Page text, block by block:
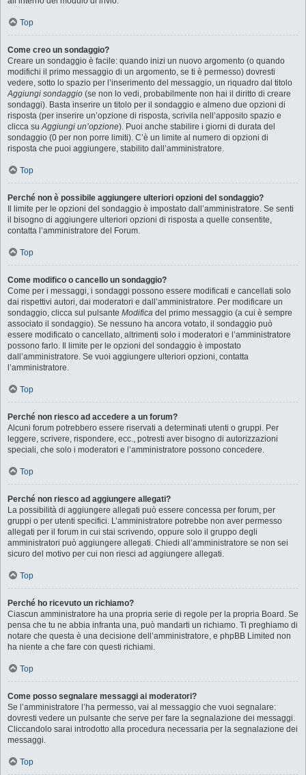
Top
Come creo un sondaggio?
Creare un sondaggio è facile: quando inizi un nuovo argomento (o quando
modifichi il primo messaggio di un argomento, se ti è permesso) dovresti
vedere, sotto lo spazio per l’inserimento del messaggio, un riquadro dal titolo
Aggiungi sondaggio (se non lo vedi, probabilmente non hai il diritto di creare
sondaggi). Basta inserire un titolo per il sondaggio e almeno due opzioni di
risposta (per inserire un’opzione di risposta, scrivila nell’apposito spazio e
clicca suAggiungi un’opzione). Puoi anche stabilire i giorni di durata del
sondaggio (0 per non porre limiti). C’è un limite al numero di opzioni di
risposta che puoi aggiungere, stabilito dall’amministratore.
Top
Perché non è possibile aggiungere ulteriori opzioni del sondaggio?
Il limite per le opzioni del sondaggio è impostato dall’amministratore. Se senti
il bisogno di aggiungere ulteriori opzioni di risposta a quelle consentite,
contatta l’amministratore del Forum.
Top
Come modifico o cancello un sondaggio?
Come per i messaggi, i sondaggi possono essere modificati e cancellati solo
dai rispettivi autori, dai moderatori e dall’amministratore. Per modificare un
sondaggio, clicca sul pulsante Modifica del primo messaggio (a cui è sempre
associato il sondaggio). Se nessuno ha ancora votato, il sondaggio può
essere modificato o cancellato, altrimenti solo i moderatori e l’amministratore
possono farlo. Il limite per le opzioni del sondaggio è impostato
dall’amministratore. Se vuoi aggiungere ulteriori opzioni, contatta
l’amministratore.
Top
Perché non riesco ad accedere a un forum?
Alcuni forum potrebbero essere riservati a determinati utenti o gruppi. Per
leggere, scrivere, rispondere, ecc., potresti aver bisogno di autorizzazioni
speciali, che solo i moderatori e l’amministratore possono concedere.
Top
Perché non riesco ad aggiungere allegati?
La possibilità di aggiungere allegati può essere concessa per forum, per
gruppi o per utenti specifici. L’amministratore potrebbe non aver permesso
allegati per il forum in cui stai scrivendo, oppure solo il gruppo degli
amministratori può aggiungere allegati. Chiedi all’amministratore se non sei
sicuro del motivo per cui non riesci ad aggiungere allegati.
Top
Perché ho ricevuto un richiamo?
Ciascun amministratore ha una propria serie di regole per la propria Board. Se
pensa che tu ne abbia infranta una, può mandarti un richiamo. Ti preghiamo di
notare che questa è una decisione dell’amministratore, e phpBB Limited non
ha niente a che fare con questi richiami.
Top
Come posso segnalare messaggi ai moderatori?
Se l’amministratore l’ha permesso, vai al messaggio che vuoi segnalare:
dovresti vedere un pulsante che serve per fare la segnalazione dei messaggi.
Cliccandolo sarai introdotto alla procedura necessaria per la segnalazione dei
messaggi.
Top